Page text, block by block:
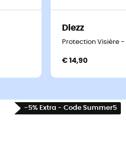
Diezz
Protection Visière
€ 14,90
-5% Extra - Code Summer5